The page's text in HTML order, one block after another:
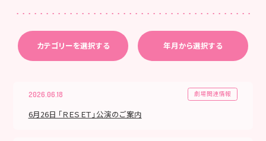
カテゴリーを選択する 年月から選択する
2026.06.18 劇場関連情報
6月26日 「ＲＥＳＥＴ」公演のご案内